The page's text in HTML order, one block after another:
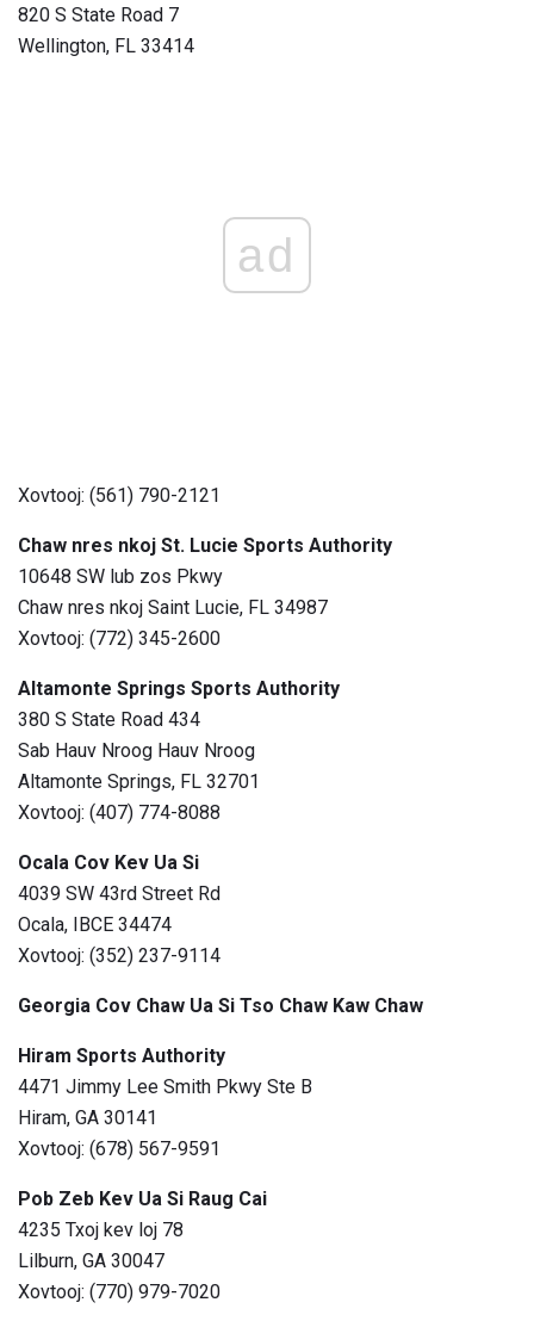
820 S State Road 7
Wellington, FL 33414
ad
Xovtooj: (561) 790-2121
Chaw nres nkoj St. Lucie Sports Authority
10648 SW lub zos Pkwy
Chaw nres nkoj Saint Lucie, FL 34987
Xovtooj: (772) 345-2600
Altamonte Springs Sports Authority
380 S State Road 434
Sab Hauv Nroog Hauv Nroog
Altamonte Springs, FL 32701
Xovtooj: (407) 774-8088
Ocala Cov Kev Ua Si
4039 SW 43rd Street Rd
Ocala, IBCE 34474
Xovtooj: (352) 237-9114
Georgia Cov Chaw Ua Si Tso Chaw Kaw Chaw
Hiram Sports Authority
4471 Jimmy Lee Smith Pkwy Ste B
Hiram, GA 30141
Xovtooj: (678) 567-9591
Pob Zeb Kev Ua Si Raug Cai
4235 Txoj kev loj 78
Lilburn, GA 30047
Xovtooj: (770) 979-7020